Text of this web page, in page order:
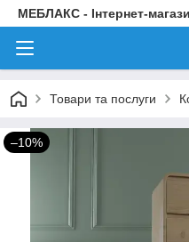
МЕБЛАКС - Інтернет-
Товари та послуги
–10%